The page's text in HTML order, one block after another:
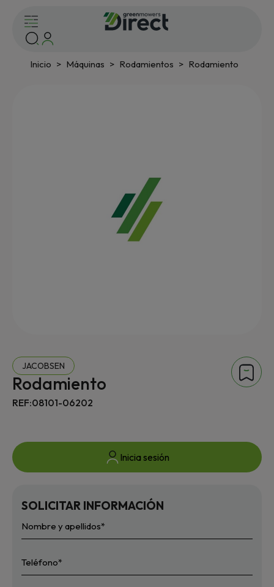
Inicio Máquinas Rodamientos Rodamiento
JACOBSEN
Rodamiento
REF:08101-06202
Inicia sesión
SOLICITAR INFORMACIÓN